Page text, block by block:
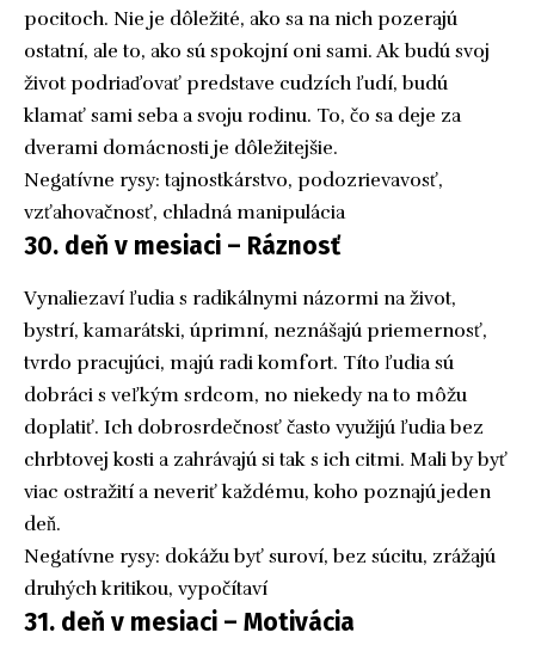
pocitoch. Nie je dôležité, ako sa na nich pozerajú
ostatní, ale to, ako sú spokojní oni sami. Ak budú svoj
život podriaďovať predstave cudzích ľudí, budú
klamať sami seba a svoju rodinu. To, čo sa deje za
dverami domácnosti je dôležitejšie.
Negatívne rysy: tajnostkárstvo, podozrievavosť,
vzťahovačnosť, chladná manipulácia
30. deň v mesiaci – Ráznosť
Vynaliezaví ľudia s radikálnymi názormi na život,
bystrí, kamarátski, úprimní, neznášajú priemernosť,
tvrdo pracujúci, majú radi komfort. Títo ľudia sú
dobráci s veľkým srdcom, no niekedy na to môžu
doplatiť. Ich dobrosrdečnosť často využijú ľudia bez
chrbtovej kosti a zahrávajú si tak s ich citmi. Mali by byť
viac ostražití a neveriť každému, koho poznajú jeden
deň.
Negatívne rysy: dokážu byť suroví, bez súcitu, zrážajú
druhých kritikou, vypočítaví
31. deň v mesiaci – Motivácia